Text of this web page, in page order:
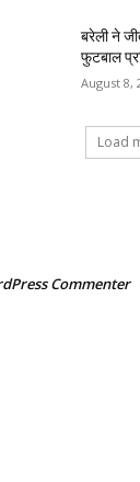
बरेली ने
फुटबाल
August 8,
Load
Commenter